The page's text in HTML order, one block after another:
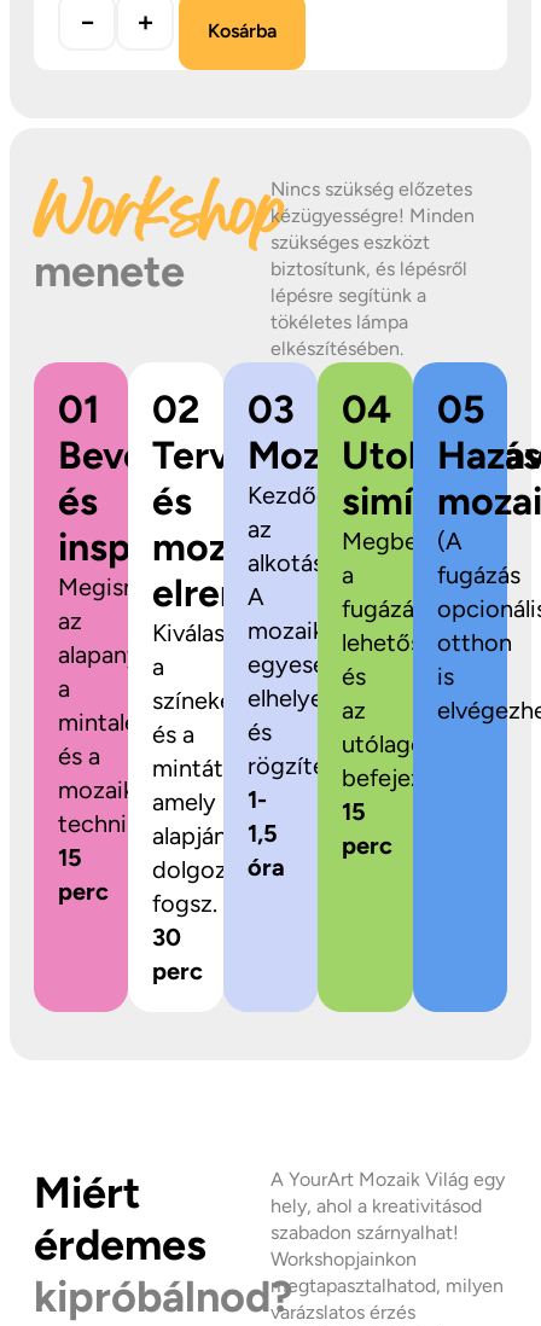
− + Kosárba
Workshop
menete
Nincs szükség előzetes
kézügyességre! Minden
szükséges eszközt
biztosítunk, és lépésről
lépésre segítünk a
tökéletes lámpa
elkészítésében.
01
Bevezetés
és
inspiráció
Megismerkedsz
az
alapanyagokkal,
a
mintalehetőségekkel
és a
mozaikozás
technikájával.
15
perc
02
Tervezés
és
mozaikok
elrendezése
Kiválaszthatod
a
színeket
és a
mintát,
amely
alapján
dolgozni
fogsz.
30
perc
03
Mozaikragasztás
Kezdődhet
az
alkotás!
A
mozaikdarabokat
egyesével
elhelyezed
és
rögzíted.
1-
1,5
óra
04
Utolsó
simítások
Megbeszéljük
a
fugázási
lehetőségeket
és
az
utólagos
befejezést.
15
perc
05
(A
fugázás
otthon
is
Miért
érdemes
kipróbálnod?
A YourArt Mozaik Világ egy
hely, ahol a kreativitásod
szabadon szárnyalhat!
Workshopjainkon
megtapasztalhatod, milyen
varázslatos érzés